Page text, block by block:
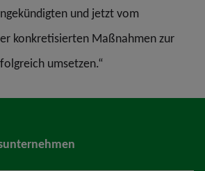
und jetzt vom
konkretisierten Maßnahmen zur
umsetzen.“